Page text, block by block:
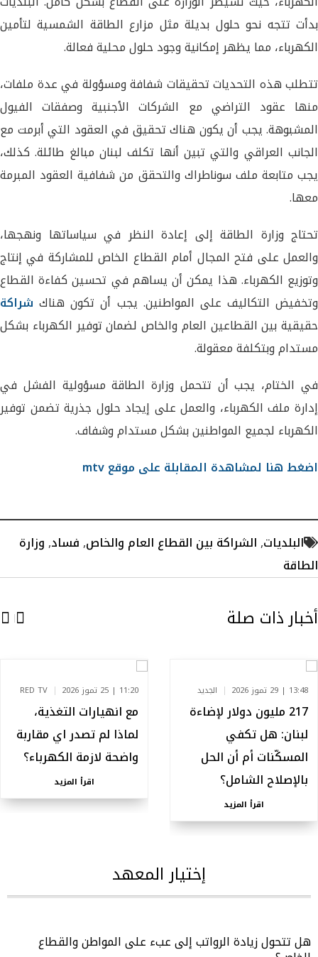
بدأت تتجه نحو حلول بديلة مثل مزارع الطاقة الشمسية لتأمين
الكهرباء، مما يظهر إمكانية وجود حلول محلية فعالة.
تتطلب هذه التحديات تحقيقات شفافة ومسؤولة في عدة ملفات،
منها عقود التراضي مع الشركات الأجنبية وصفقات الفيول
المشبوهة. يجب أن يكون هناك تحقيق في العقود التي أبرمت مع
الجانب العراقي والتي تبين أنها تكلف لبنان مبالغ طائلة. كذلك،
يجب متابعة ملف سوناطراك والتحقق من شفافية العقود المبرمة
معها.
تحتاج وزارة الطاقة إلى إعادة النظر في سياساتها ونهجها،
والعمل على فتح المجال أمام القطاع الخاص للمشاركة في إنتاج
وتوزيع الكهرباء. هذا يمكن أن يساهم في تحسين كفاءة القطاع
وتخفيض التكاليف على المواطنين. يجب أن تكون هناك شراكة
حقيقية بين القطاعين العام والخاص لضمان توفير الكهرباء بشكل
مستدام وبتكلفة معقولة.
في الختام، يجب أن تتحمل وزارة الطاقة مسؤولية الفشل في
إدارة ملف الكهرباء، والعمل على إيجاد حلول جذرية تضمن توفير
الكهرباء لجميع المواطنين بشكل مستدام وشفاف.
اضغط هنا لمشاهدة المقابلة على موقع mtv
البلديات,الشراكة بين القطاع العام والخاص,فساد,وزارة
الطاقة
أخبار ذات صلة
13:48 | 29 تموز 2026 الجديد
217 مليون دولار لإضاءة
لبنان: هل تكفي
المسكّنات أم أن الحل
بالإصلاح الشامل؟
اقرأ المزيد
11:20 | 25 تموز 2026 RED TV
مع انهيارات التغذية،
لماذا لم تصدر اي مقاربة
واضحة لازمة الكهرباء؟
اقرأ المزيد
إختيار المعهد
هل تتحول زيادة الرواتب إلى عبء على المواطن والقطاع